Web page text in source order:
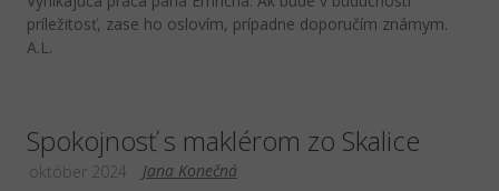
príležitosť, zase ho oslovím, prípadne doporučím známym.
A.L.
Spokojnosť s maklérom zo Skalice
Jana Konečná
október 2024